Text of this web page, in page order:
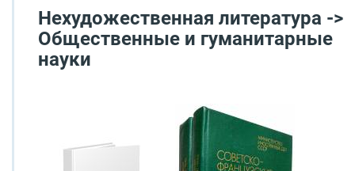
Нехудожественная литература ->
Общественные и гуманитарные
науки